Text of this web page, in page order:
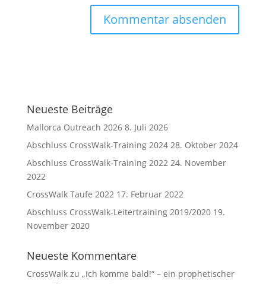
Neueste Beiträge
Mallorca Outreach 2026 8. Juli 2026
Abschluss CrossWalk-Training 2024 28. Oktober 2024
Abschluss CrossWalk-Training 2022 24. November
2022
CrossWalk Taufe 2022 17. Februar 2022
Abschluss CrossWalk-Leitertraining 2019/2020 19.
November 2020
Neueste Kommentare
CrossWalkzu „Ich komme bald!“ – ein prophetischer